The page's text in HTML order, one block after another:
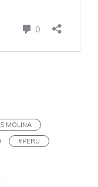
MOLINA
#PERU